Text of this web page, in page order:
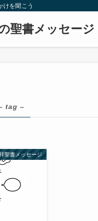
けを聞こう
聖書メッセージ
tag –
聖書メッセージ